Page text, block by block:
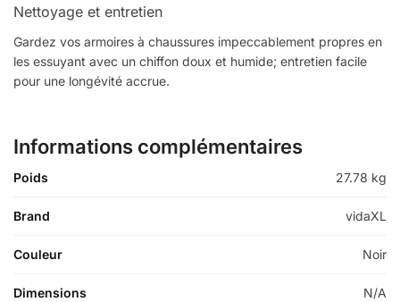
Nettoyage et entretien
Gardez vos armoires à chaussures impeccablement propres en
les essuyant avec un chiffon doux et humide; entretien facile
pour une longévité accrue.
Informations complémentaires
Poids 27.78 kg
Brand vidaXL
Couleur Noir
Dimensions N/A